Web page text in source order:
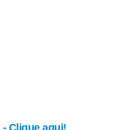
- Clique aqui!